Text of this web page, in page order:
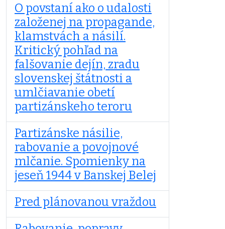
O povstaní ako o udalosti
založenej na propagande,
klamstvách a násilí.
Kritický pohľad na
falšovanie dejín, zradu
slovenskej štátnosti a
umlčiavanie obetí
partizánskeho teroru
Partizánske násilie,
rabovanie a povojnové
mlčanie. Spomienky na
jeseň 1944 v Banskej Belej
Pred plánovanou vraždou